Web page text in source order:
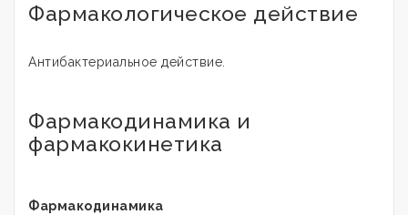
Фармакологическое действие
Антибактериальное действие.
Фармакодинамика и
фармакокинетика
Фармакодинамика